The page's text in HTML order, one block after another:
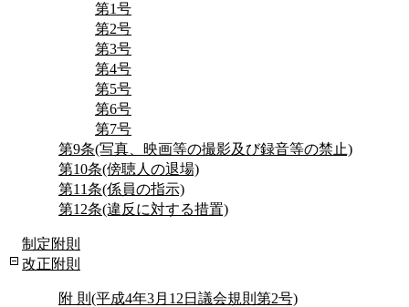
第1号
第2号
第3号
第4号
第5号
第6号
第7号
第9条(写真、映画等の撮影及び録音等の禁止)
第10条(傍聴人の退場)
第11条(係員の指示)
第12条(違反に対する措置)
制定附則
改正附則
附 則(平成4年3月12日議会規則第2号)